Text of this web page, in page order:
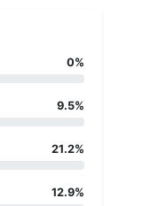
0%
9.5%
21.2%
12.9%